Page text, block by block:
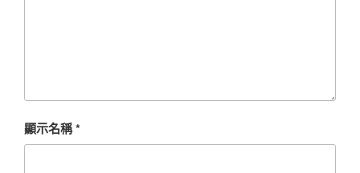
顯示名稱*